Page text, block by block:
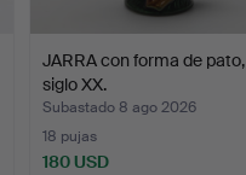
JARRA con forma de pato,
siglo XX.
Subastado 8 ago 2026
18 pujas
180 USD